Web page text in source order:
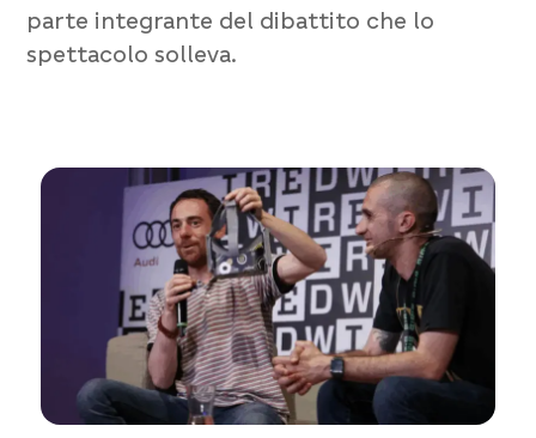
parte integrante del dibattito che lo
spettacolo solleva.